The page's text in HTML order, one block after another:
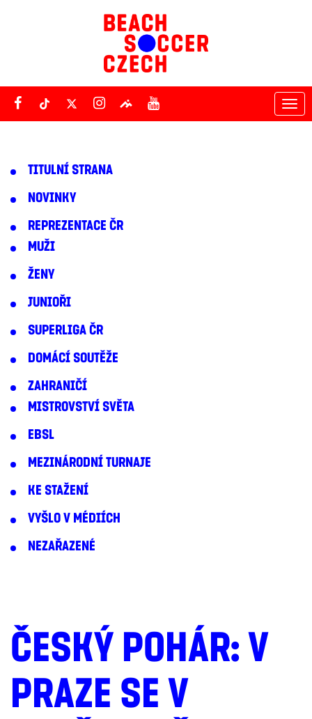
TITULNÍ STRANA
NOVINKY
REPREZENTACE ČR
MUŽI
ŽENY
JUNIOŘI
SUPERLIGA ČR
DOMÁCÍ SOUTĚŽE
ZAHRANIČÍ
MISTROVSTVÍ SVĚTA
EBSL
MEZINÁRODNÍ TURNAJE
KE STAŽENÍ
VYŠLO V MÉDIÍCH
NEZAŘAZENÉ
ČESKÝ POHÁR: V
PRAZE SE V